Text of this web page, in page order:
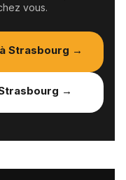
vous.
Strasbourg →
→